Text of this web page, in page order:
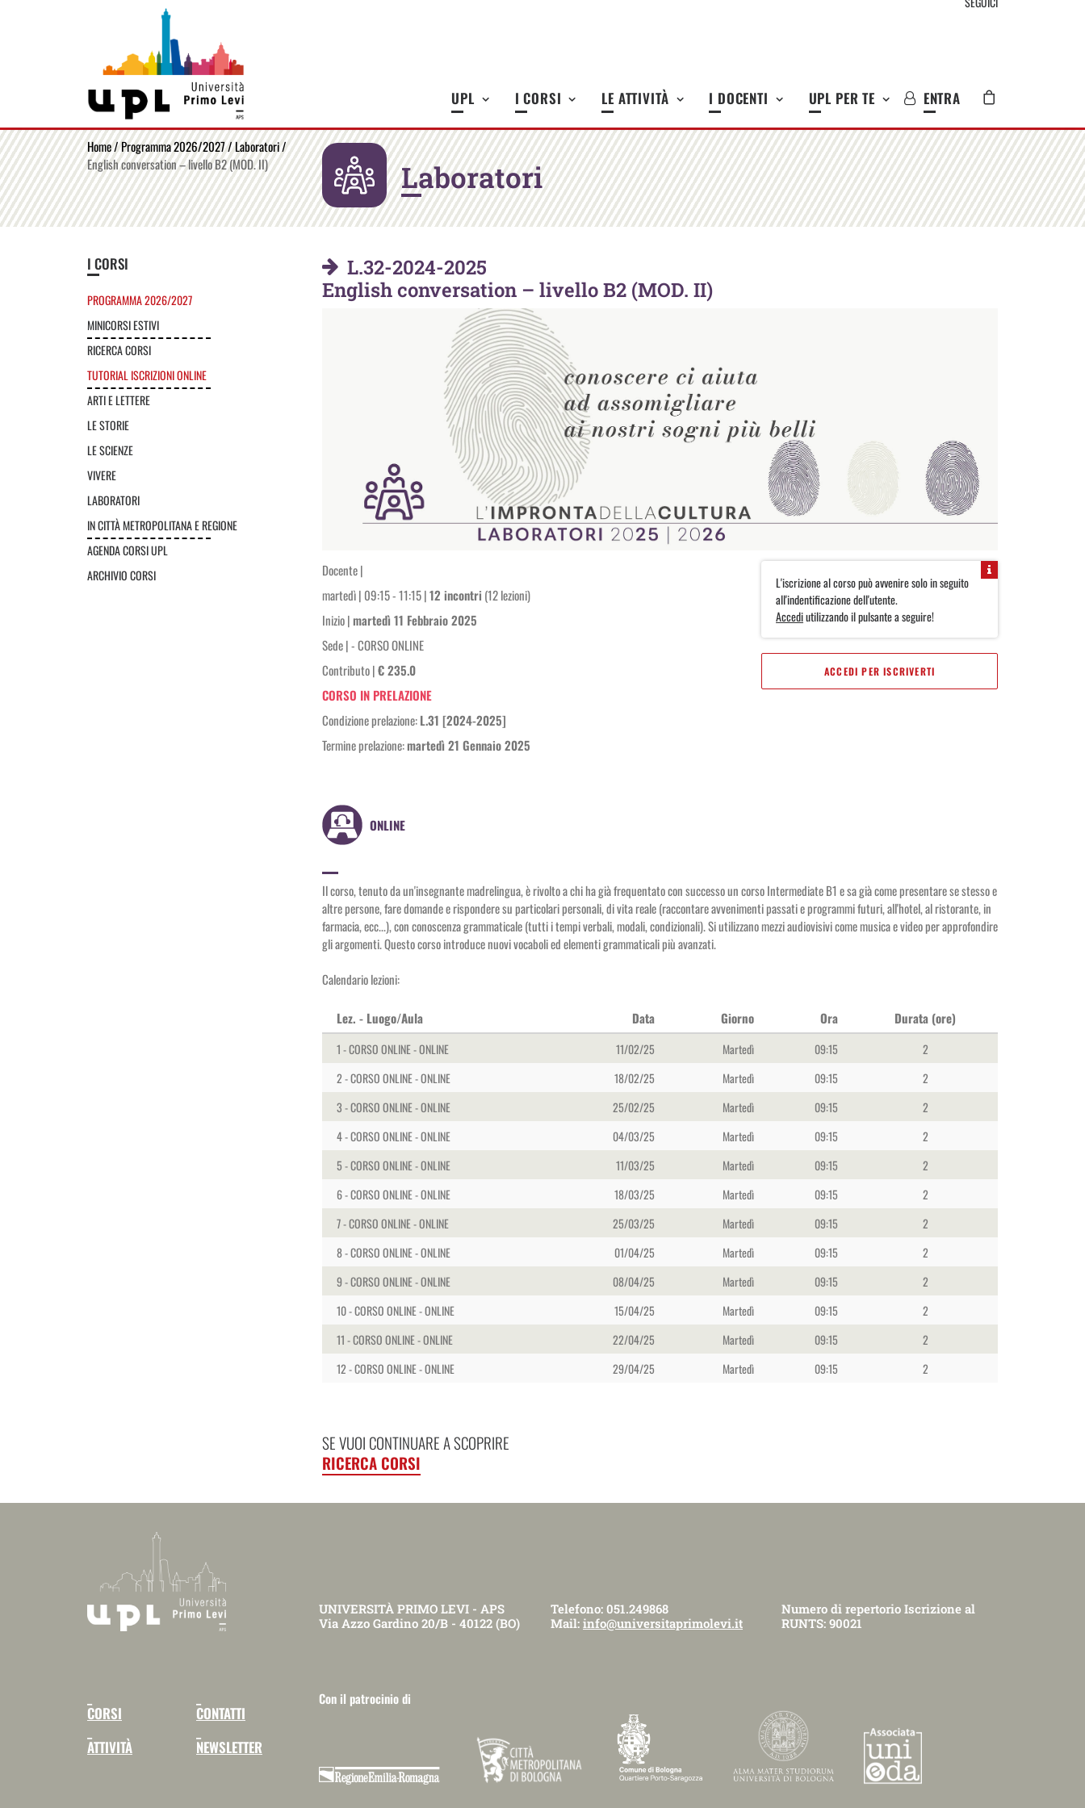
UPL I CORSI LE ATTIVITÀ I DOCENTI UPL PER TE ENTRA
Home/Programma 2026/2027/Laboratori/
English conversation – livello B2 (MOD. II)
Laboratori
I CORSI
PROGRAMMA 2026/2027
MINICORSI ESTIVI
RICERCA CORSI
TUTORIAL ISCRIZIONI ONLINE
ARTI E LETTERE
LE STORIE
LE SCIENZE
VIVERE
LABORATORI
IN CITTÀ METROPOLITANA E REGIONE
AGENDA CORSI UPL
ARCHIVIO CORSI
L.32-2024-2025
English conversation – livello B2 (MOD. II)
Docente |
martedì | 09:15 - 11:15 |12 incontri (12 lezioni)
Inizio |martedì 11 Febbraio 2025
Sede |- CORSO ONLINE
Contributo |€ 235.0
CORSO IN PRELAZIONE
Condizione prelazione:L.31 [2024-2025]
Termine prelazione:martedì 21 Gennaio 2025
L'iscrizione al corso può avvenire solo in seguito
all'indentificazione dell'utente.
Accediutilizzando il pulsante a seguire!
ACCEDI PER ISCRIVERTI
ONLINE
Il corso, tenuto da un'insegnante madrelingua, è rivolto a chi ha già frequentato con successo un corso Intermediate B1 e sa già come presentare se stesso e
altre persone, fare domande e rispondere su particolari personali, di vita reale (raccontare avvenimenti passati e programmi futuri, all'hotel, al ristorante, in
farmacia, ecc...), con conoscenza grammaticale (tutti i tempi verbali, modali, condizionali). Si utilizzano mezzi audiovisivi come musica e video per approfondire
gli argomenti. Questo corso introduce nuovi vocaboli ed elementi grammaticali più avanzati.
Calendario lezioni:
Lez. - Luogo/Aula Data Giorno Ora Durata (ore)
1 - CORSO ONLINE - ONLINE 11/02/25 Martedì 09:15
2
2 - CORSO ONLINE - ONLINE
18/02/25 Martedì 09:15
2
3 - CORSO ONLINE - ONLINE
25/02/25 Martedì 09:15
2
4 - CORSO ONLINE - ONLINE
04/03/25 Martedì 09:15
2
5 - CORSO ONLINE - ONLINE
11/03/25 Martedì 09:15
2
6 - CORSO ONLINE - ONLINE
18/03/25 Martedì 09:15
2
7 - CORSO ONLINE - ONLINE
25/03/25 Martedì 09:15
2
8 - CORSO ONLINE - ONLINE
01/04/25 Martedì 09:15
2
9 - CORSO ONLINE - ONLINE
08/04/25 Martedì 09:15
2
10 - CORSO ONLINE - ONLINE
15/04/25 Martedì 09:15
2
11 - CORSO ONLINE - ONLINE
22/04/25 Martedì 09:15
2
12 - CORSO ONLINE - ONLINE
29/04/25 Martedì 09:15 2
SE VUOI CONTINUARE A SCOPRIRE
RICERCA CORSI
UNIVERSITÀ PRIMO LEVI - APS
Via Azzo Gardino 20/B - 40122 (BO)
Telefono: 051.249868
Mail: info@universitaprimolevi.it
Numero di repertorio Iscrizione al
RUNTS: 90021
CORSI
ATTIVITÀ
CONTATTI
NEWSLETTER
Con il patrocinio di